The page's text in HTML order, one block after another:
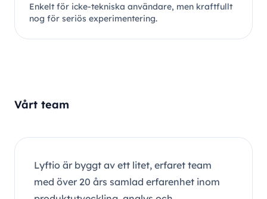
Enkelt för icke-tekniska användare, men kraftfullt
nog för seriös experimentering.
Vårt team
Lyftio är byggt av ett litet, erfaret team
med över 20 års samlad erfarenhet inom